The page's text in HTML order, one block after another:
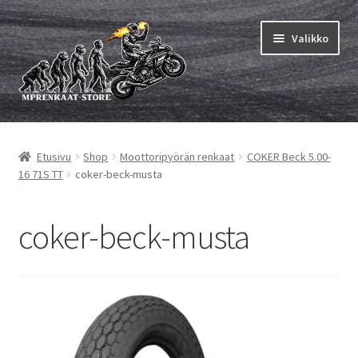
Siirry
navigointiin
Siirry
sisältöön
Valikko
MP renkaat
tason
Sisärenkaat ja nauhat
Vinkit&ohjeet
Etusivu Shop Moottoripyörän renkaat
COKER Beck 5.00-
16 71S TT
coker-beck-musta
coker-beck-musta